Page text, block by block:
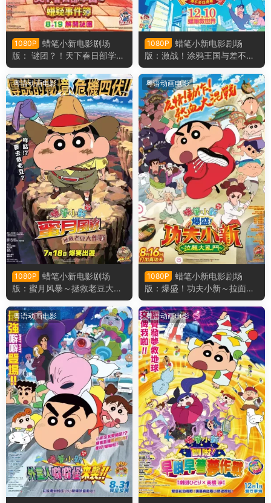
1080P
蜡笔小新电影剧场
版： 谜团？！天下春日部学园
之嫌疑事件簿 蜡笔小新电影剧
场版29： 谜团！花之天下春日
部学院粤语版
1080P
蜡笔小新电影剧场
版：激战！涂鸦王国与差不多
四勇者 蜡笔小新电影剧场版2
8：激战！涂鸦王国和约四位
勇士粤语版
粤语动画电影
1080P
蜡笔小新电影剧场
版：蜜月风暴～拯救老豆大作
战～ 蜡笔小新电影剧场版27：
新婚旅行飓风之遗失的野原广
志粤语版
粤语动画电影
1080P
蜡笔小新电影剧场
版：爆盛！功夫小新～拉面大
乱斗～ 蜡笔小新电影剧场版2
6：功夫小子～拉面大乱斗～
粤语版
粤语动画电影 粤语动画电影